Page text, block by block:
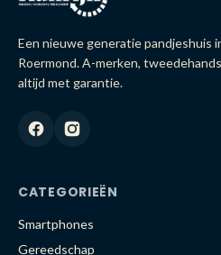
Een nieuwe generatie pandjeshuis
Roermond. A-merken,
altijd met garantie.
CATEGORIEËN
Smartphones
Gereedschap